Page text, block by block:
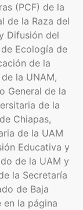
(PCF) de la
de la Raza del
Difusión del
Ecología de
de la
la UNAM,
General de la
de la
Chiapas,
de la UAM
Educativa y
de la UAM y
la Secretaría
de Baja
en la página